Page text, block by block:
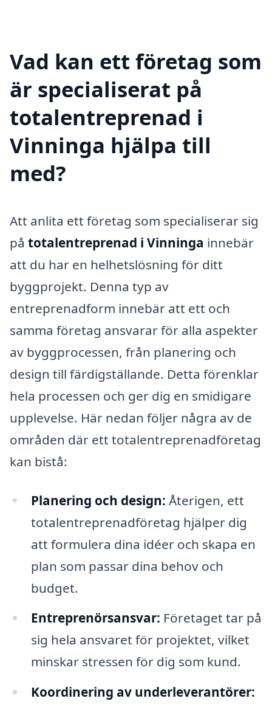
Vad kan ett företag som
är specialiserat på
totalentreprenad i
Vinninga hjälpa till
med?
Att anlita ett företag som specialiserar sig
på totalentreprenad i Vinninga innebär
att du har en helhetslösning för ditt
byggprojekt. Denna typ av
entreprenadform innebär att ett och
samma företag ansvarar för alla aspekter
av byggprocessen, från planering och
design till färdigställande. Detta förenklar
hela processen och ger dig en smidigare
upplevelse. Här nedan följer några av de
områden där ett totalentreprenadföretag
kan bistå:
Planering och design: Återigen, ett
totalentreprenadföretag hjälper dig
att formulera dina idéer och skapa en
plan som passar dina behov och
budget.
Entreprenörsansvar: Företaget tar på
sig hela ansvaret för projektet, vilket
minskar stressen för dig som kund.
Koordinering av underleverantörer: